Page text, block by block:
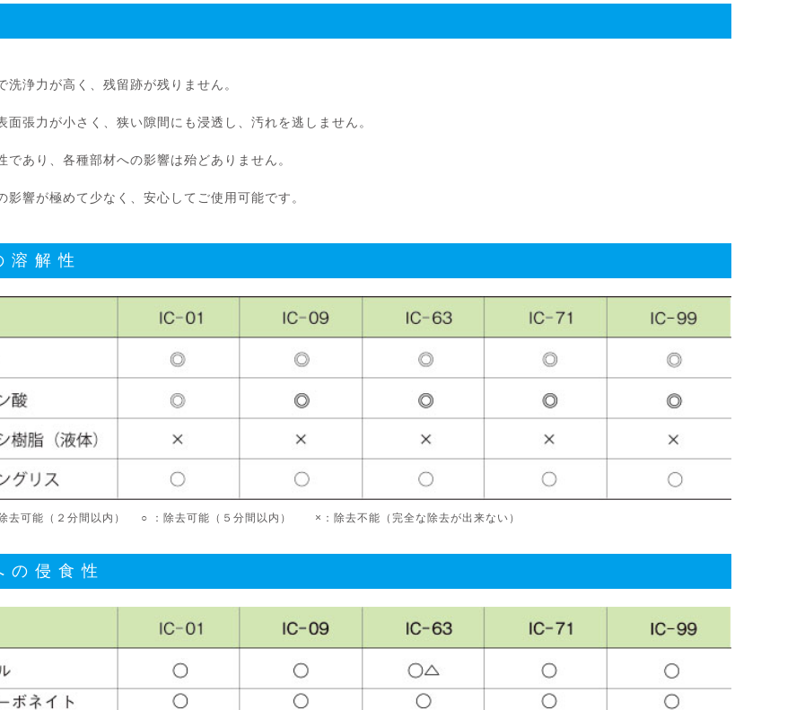
洗浄力が高く、残留跡が残りません。
面張力が小さく、狭い隙間にも浸透し、汚れを逃しません。
であり、各種部材への影響は殆どありません。
影響が極めて少なく、安心してご使用可能です。
溶解性
可能（２分間以内） ○ ：除去可能（５分間以内） ×：除去不能（完全な除去が出来ない）
の侵食性